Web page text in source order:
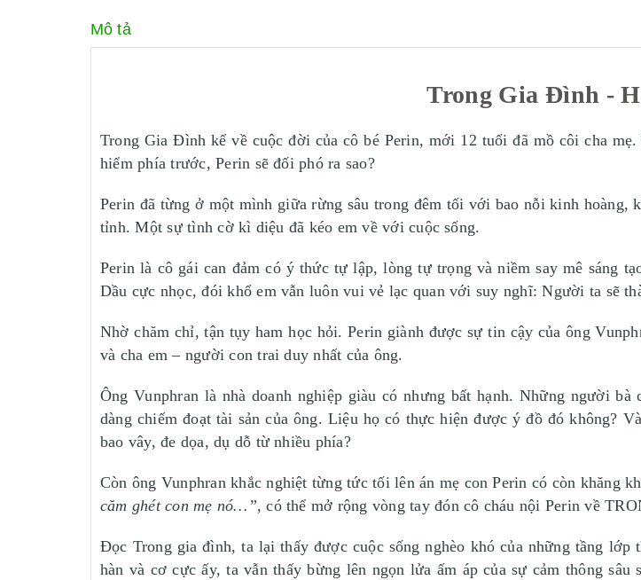
Mô tả
Trong Gia Đình -
Trong Gia Đình kể về cuộc đời của cô bé Perin, mới 12 tuổi đã mồ côi cha
hiểm phía trước, Perin sẽ đối phó ra sao?
Perin đã từng ở một mình giữa rừng sâu trong đêm tối với bao nỗi kinh
tỉnh. Một sự tình cờ kì diệu đã kéo em về với cuộc sống.
Perin là cô gái can đảm có ý thức tự lập, lòng tự trọng và niềm say mê sáng
Dầu cực nhọc, đói khổ em vẫn luôn vui vẻ lạc quan với suy nghĩ: Người ta sẽ
Nhờ chăm chỉ, tận tụy ham học hỏi. Perin giành được sự tin cậy của ông
và cha em – người con trai duy nhất của ông.
Ông Vunphran là nhà doanh nghiệp giàu có nhưng bất hạnh. Những người
dàng chiếm đoạt tài sản của ông. Liệu họ có thực hiện được ý đồ đó không?
bao vây, đe dọa, dụ dỗ từ nhiều phía?
Còn ông Vunphran khắc nghiệt từng tức tối lên án mẹ con Perin có còn khăng
căm ghét con mẹ nó…”, có thể mở rộng vòng tay đón cô cháu nội Perin về
Đọc Trong gia đình, ta lại thấy được cuộc sống nghèo khó của những tầng
hàn và cơ cực ấy, ta vẫn thấy bừng lên ngọn lửa ấm áp của sự cảm thông